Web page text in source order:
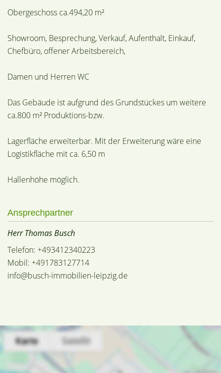
Obergeschoss ca.494,20 m²
Showroom, Besprechung, Verkauf, Aufenthalt, Einkauf,
Chefbüro, offener Arbeitsbereich,
Damen und Herren WC
Das Gebäude ist aufgrund des Grundstückes um weitere
ca.800 m² Produktions-bzw.
Lagerfläche erweiterbar. Mit der Erweiterung wäre eine
Logistikfläche mit ca. 6,50 m
Hallenhöhe möglich.
Ansprechpartner
Herr Thomas Busch
Telefon: +493412340223
Mobil: +491783127714
info@busch-immobilien-leipzig.de